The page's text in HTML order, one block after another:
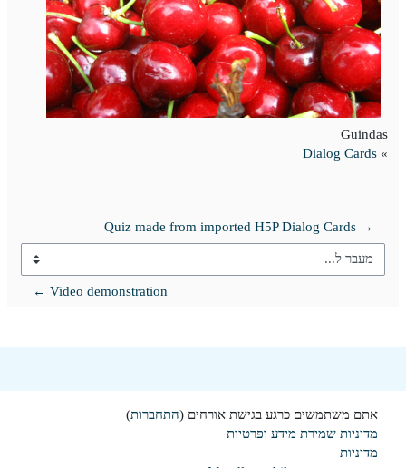
Guindas
»
Dialog Cards
→ Quiz made from imported H5P Dialog Cards
מעבר ל...
Video demonstration ←
אתם משתמשים כרגע בגישת אורחים (התחברות)
מדיניות שמירת מידע ופרטיות
מדיניות